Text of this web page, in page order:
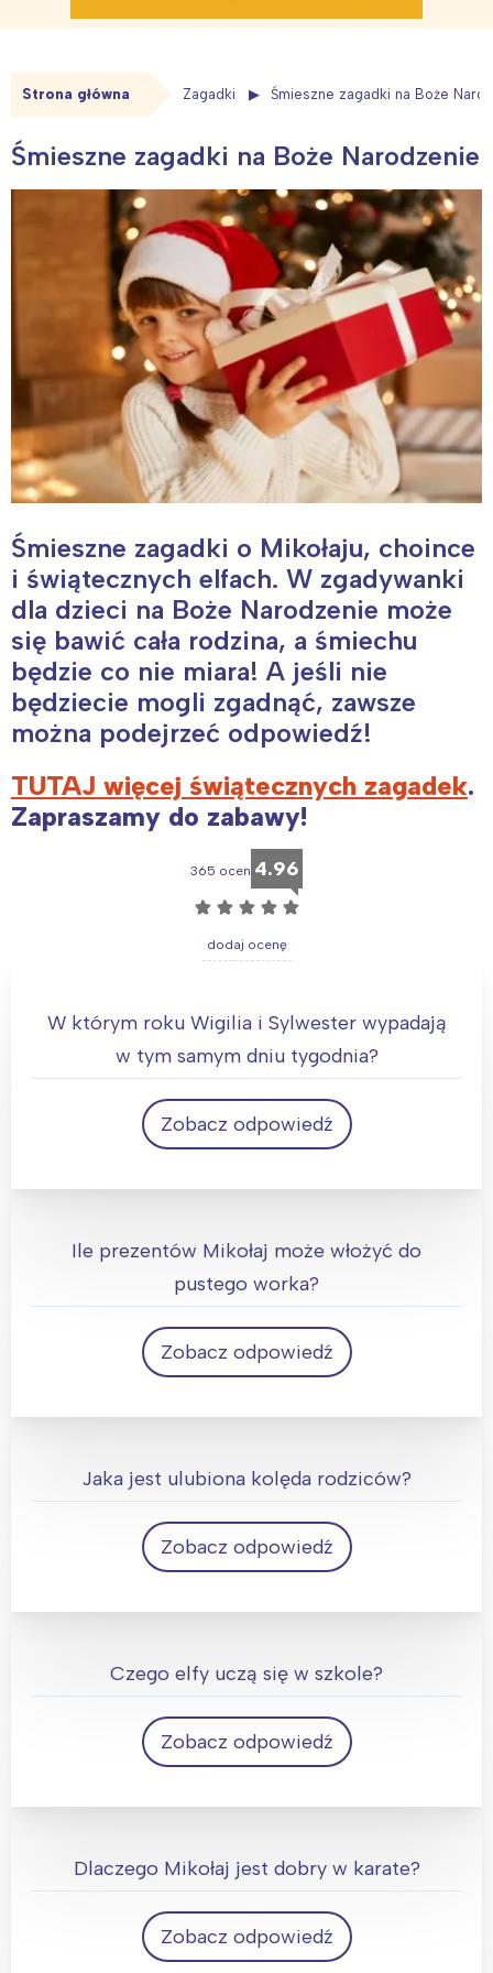
Strona główna Zagadki Śmieszne zagadki na Boże
Śmieszne zagadki na Boże Narodzenie
Śmieszne zagadki o Mikołaju, choince
i świątecznych elfach. W zgadywanki
dla dzieci na Boże Narodzenie może
się bawić cała rodzina, a śmiechu
będzie co nie miara! A jeśli nie
będziecie mogli zgadnąć, zawsze
można podejrzeć odpowiedź!
TUTAJ więcej świątecznych zagadek.
Zapraszamy do zabawy!
365 ocen 4.96
☆ ☆ ☆ ☆ ☆
dodaj ocenę
W którym roku Wigilia i Sylwester wypadają
w tym samym dniu tygodnia?
Zobacz odpowiedź
W każdym roku.
Ile prezentów Mikołaj może włożyć do
pustego worka?
Zobacz odpowiedź
Tylko jeden, bo potem worek nie będzie już
Jaka jest ulubiona kolęda rodziców?
Zobacz odpowiedź
Cicha noc
Czego elfy uczą się w szkole?
Zobacz odpowiedź
Elf-abetu
Dlaczego Mikołaj jest dobry w karate?
Zobacz odpowiedź